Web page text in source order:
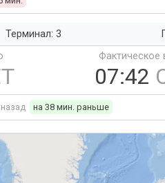
Терминал: 3
Фактическое
07:42
назад на 38 мин. раньше